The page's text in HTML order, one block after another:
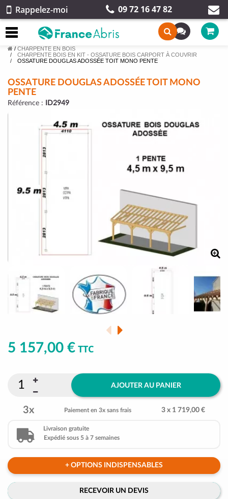
Rappelez-moi 09 72 16 47 82
/ CHARPENTE EN BOIS
CHARPENTE BOIS EN KIT - OSSATURE BOIS CARPORT À COUVRIR
OSSATURE DOUGLAS ADOSSÉE TOIT MONO PENTE
OSSATURE DOUGLAS ADOSSÉE TOIT MONO
PENTE
Référence : ID2949
5 157,00 € TTC
AJOUTER AU PANIER
3x Paiement en 3x sans frais 3 x 1 719,00 €
Livraison gratuite
Expédié sous 5 à 7 semaines
+ OPTIONS INDISPENSABLES
RECEVOIR UN DEVIS